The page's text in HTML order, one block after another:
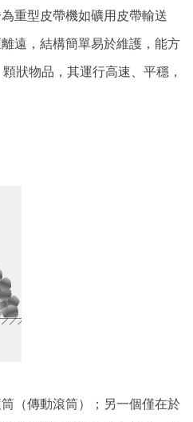
重型皮帶機如礦用皮帶輸送
遠，結構簡單易於維護，能方
狀物品，其運行高速、平穩，
（傳動滾筒）；另一個僅在於